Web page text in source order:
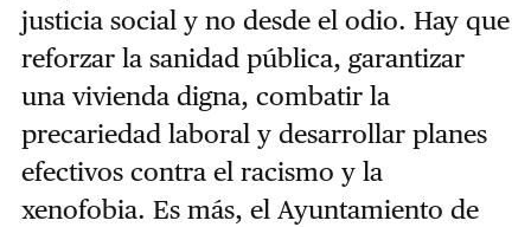
justicia social y no desde el odio. Hay que
reforzar la sanidad pública, garantizar
una vivienda digna, combatir la
precariedad laboral y desarrollar planes
efectivos contra el racismo y la
xenofobia. Es más, el Ayuntamiento de